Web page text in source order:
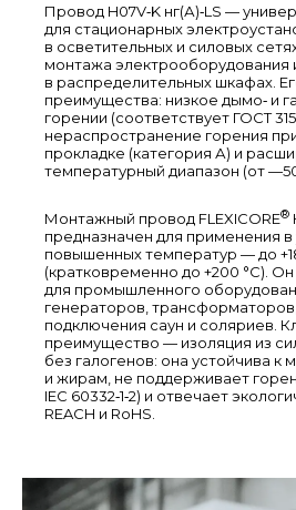
Провод H07V‑K нг(А)‑LS —
для стационарных
в осветительных и силовых
монтажа электрооборудования
в распределительных шкафах.
преимущества: низкое дымо‑ и
горении (соответствует ГОСТ
нераспространение горения
прокладке (категория А) и
температурный диапазон (от —50
Монтажный провод FLEXICORE®
предназначен для применения в
повышенных температур — до
(кратковременно до +200 °C).
для промышленного
генераторов,
подключения саун и соляриев.
преимущество — изоляция из
без галогенов: она устойчива к
и жирам, не поддерживает
IEC 60332‑1‑2) и отвечает
REACH и RoHS.